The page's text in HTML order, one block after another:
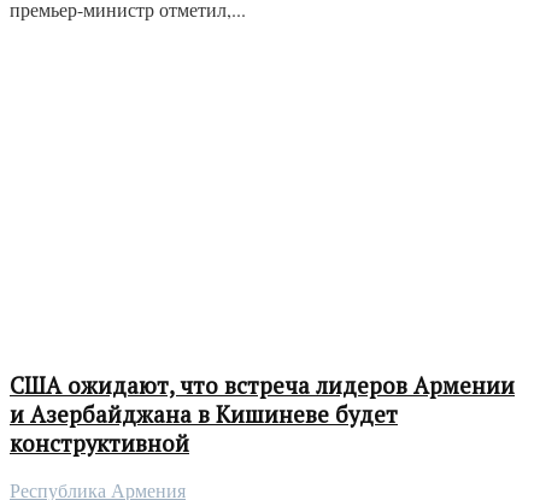
премьер-министр отметил,...
США ожидают, что встреча лидеров Армении
и Азербайджана в Кишиневе будет
конструктивной
Республика Армения